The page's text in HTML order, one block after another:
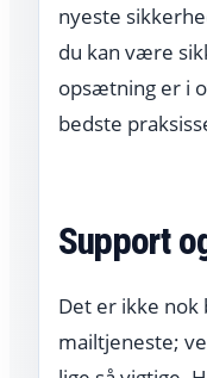
nyeste
du kan være
opsætning er i
bedste
Support
Det er ikke
mailtjeneste;